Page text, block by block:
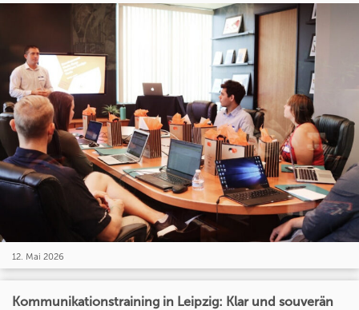
12. Mai 2026
Kommunikationstraining in Leipzig: Klar und souverän